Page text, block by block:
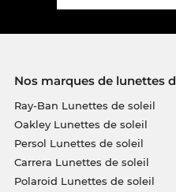
Nos marques de lunettes
Ray-Ban Lunettes de soleil
Oakley Lunettes de soleil
Persol Lunettes de soleil
Carrera Lunettes de soleil
Polaroid Lunettes de soleil